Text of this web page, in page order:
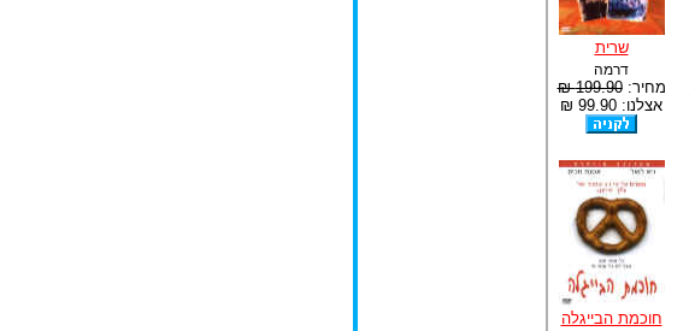
שרית
דרמה
מחיר:199.90 ₪
אצלנו: 99.90 ₪
חוכמת הבייגלה